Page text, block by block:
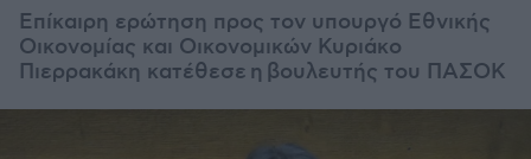
Επίκαιρη ερώτηση προς τον υπουργό Εθνικής
Οικονομίας και Οικονομικών Κυριάκο
Πιερρακάκη κατέθεσε η βουλευτής του ΠΑΣΟΚ